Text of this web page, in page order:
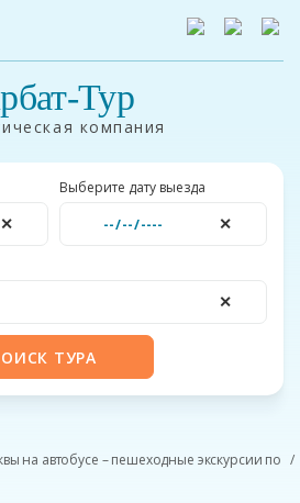
Тур
компания
✕
Выберите дату выезда
✕
✕
ТУРА
на автобусе – пешеходные экскурсии по